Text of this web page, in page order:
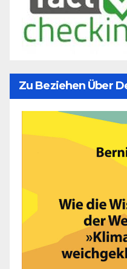
Zu Beziehen Über